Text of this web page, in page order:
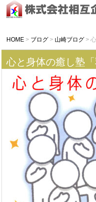
HOME > ブログ > 山崎ブログ >
心と身体の癒し塾